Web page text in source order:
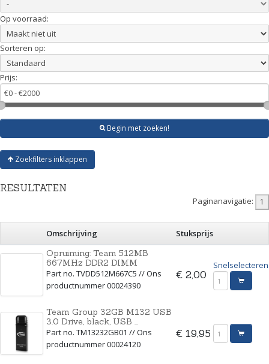
Op voorraad:
Sorteren op:
Prijs:
Begin met zoeken!
Zoekfilters inklappen
RESULTATEN
Paginanavigatie:
Omschrijving
Stuksprijs
Opruiming: Team 512MB
667MHz DDR2 DIMM
Part no. TVDD512M667C5 // Ons
productnummer 00024390
€ 2,00
Snelselecteren
Team Group 32GB M132 USB
3.0 Drive, black, USB ...
Part no. TM13232GB01 // Ons
productnummer 00024120
€ 19,95